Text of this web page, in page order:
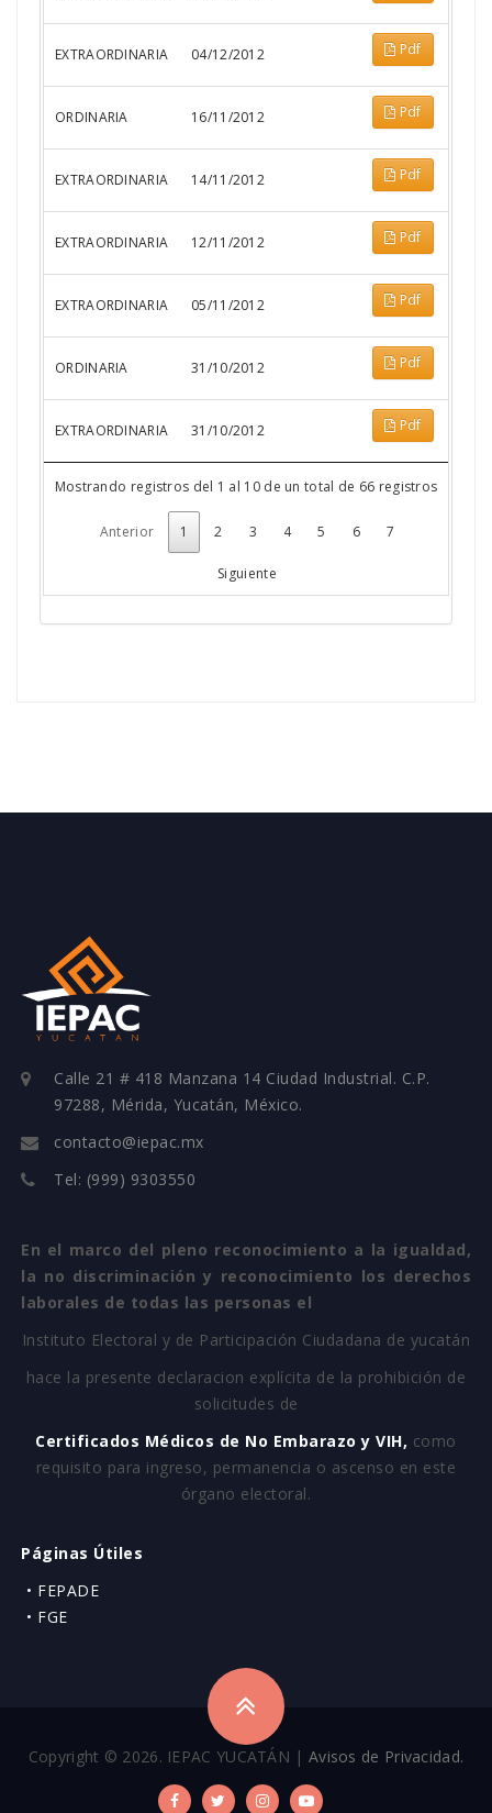
EXTRAORDINARIA 04/12/2012 Pdf
ORDINARIA 16/11/2012 Pdf
EXTRAORDINARIA 14/11/2012 Pdf
EXTRAORDINARIA 12/11/2012 Pdf
EXTRAORDINARIA 05/11/2012 Pdf
ORDINARIA 31/10/2012 Pdf
EXTRAORDINARIA 31/10/2012 Pdf
Mostrando registros del 1 al 10 de un total de 66 registros
Anterior 1 2 3 4 5 6 7
Siguiente
Calle 21 # 418 Manzana 14 Ciudad Industrial. C.P.
97288, Mérida, Yucatán, México.
contacto@iepac.mx
Tel: (999) 9303550
En el marco del pleno reconocimiento a la igualdad,
la no discriminación y reconocimiento los derechos
laborales de todas las personas el
Instituto Electoral y de Participación Ciudadana de yucatán
hace la presente declaracion explícita de la prohibición de
solicitudes de
Certificados Médicos de No Embarazo y VIH, como
requisito para ingreso, permanencia o ascenso en este
órgano electoral.
Páginas Útiles
• FEPADE
• FGE
Copyright © 2026. IEPAC YUCATÁN | Avisos de Privacidad.